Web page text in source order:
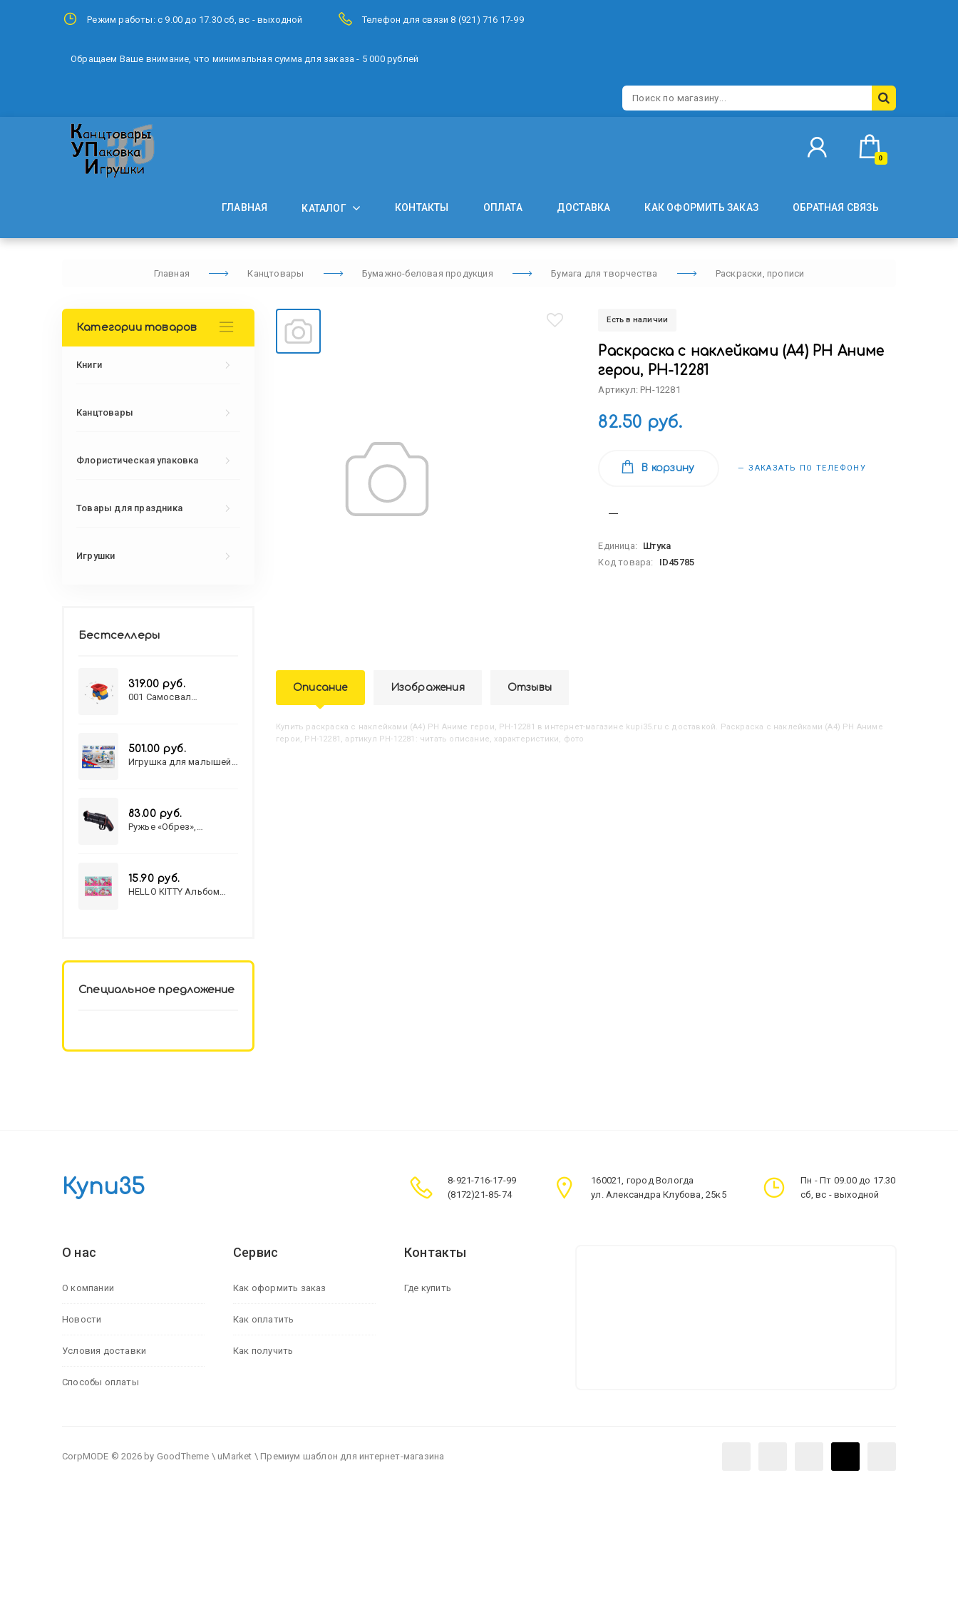
Режим работы: с 9.00 до 17.30 сб, вс - выходной Телефон для связи 8 (921) 716 17-99
Обращаем Ваше внимание, что минимальная сумма для заказа - 5 000 рублей
0
ГЛАВНАЯ КАТАЛОГ КОНТАКТЫ ОПЛАТА ДОСТАВКА КАК ОФОРМИТЬ ЗАКАЗ ОБРАТНАЯ СВЯЗЬ
Главная Канцтовары Бумажно-беловая продукция Бумага для творчества Раскраски, прописи
Есть в наличии
Раскраска с наклейками (А4) РН Аниме
герои, РН-12281
Артикул: РН-12281
82.50 руб.
В корзину — ЗАКАЗАТЬ ПО ТЕЛЕФОНУ
Единица:
Штука
Код товара:
ID45785
Описание Изображения Отзывы
Купить Раскраска с наклейками (А4) РН Аниме герои, РН-12281 в интернет-магазине kupi35.ru с доставкой. Раскраска с наклейками (А4) РН Аниме
герои, РН-12281, артикул РН-12281: читать описание, характеристики, фото
Категории товаров
Книги
Канцтовары
Флористическая упаковка
Товары для праздника
Игрушки
Бестселлеры
319.00 руб.
001 Самосвал
501.00 руб.
Игрушка для малышей
83.00 руб.
Ружье «Обрез»,
15.90 руб.
HELLO KITTY Альбом
Специальное предложение
Купи35
8-921-716-17-99
(8172)21-85-74
160021, город Вологда
ул. Александра Клубова, 25к5
Пн - Пт 09.00 до 17.30
сб, вс - выходной
О нас
О компании
Новости
Условия доставки
Способы оплаты
Сервис
Как оформить заказ
Как оплатить
Как получить
Контакты
Где купить
CorpMODE © 2026 by GoodTheme \ uMarket \ Премиум шаблон для интернет-магазина